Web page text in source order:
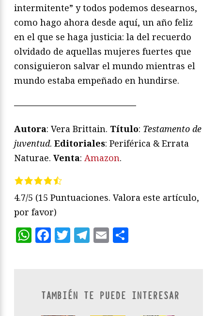
intermitente” y todos podemos desearnos,
como hago ahora desde aquí, un año feliz
en el que se haga justicia: la del recuerdo
olvidado de aquellas mujeres fuertes que
consiguieron salvar el mundo mientras el
mundo estaba empeñado en hundirse.
——————————————
Autora: Vera Brittain. Título: Testamento de
juventud. Editoriales: Periférica & Errata
Naturae. Venta: Amazon.
4.7/5 (15 Puntuaciones. Valora este artículo,
por favor)
WhatsApp
Facebook
Twitter
Telegram
Email
TAMBIÉN TE PUEDE INTERESAR